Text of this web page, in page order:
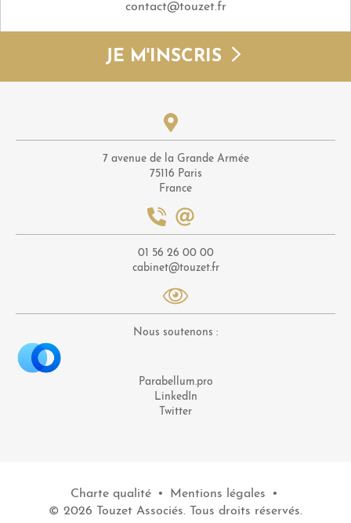
contact@touzet.fr
JE M'INSCRIS
7 avenue de la Grande Armée
75116 Paris
France
01 56 26 00 00
cabinet@touzet.fr
Nous soutenons :
Parabellum.pro
LinkedIn
Twitter
Charte qualité • Mentions légales
•
© 2026 Touzet Associés. Tous droits réservés.